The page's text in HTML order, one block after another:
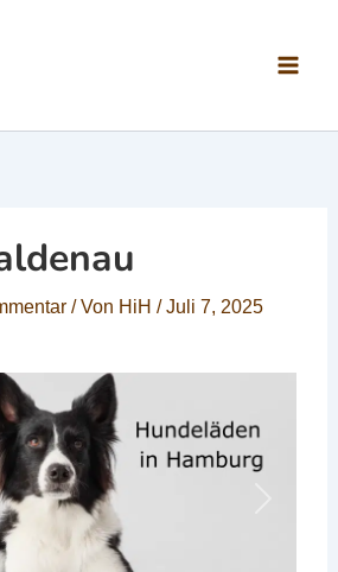
/ Von HiH /Juli 7, 2025